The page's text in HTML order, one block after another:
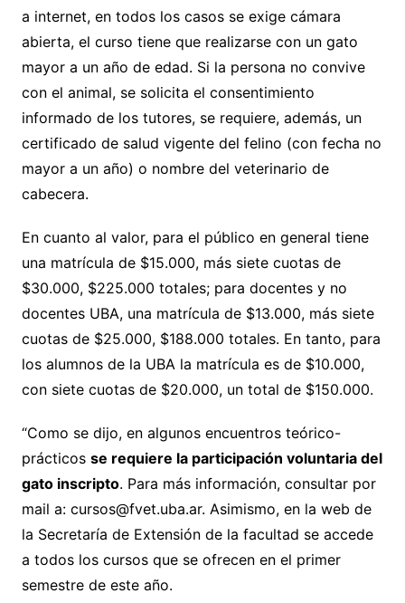
a internet, en todos los casos se exige cámara
abierta, el curso tiene que realizarse con un gato
mayor a un año de edad. Si la persona no convive
con el animal, se solicita el consentimiento
informado de los tutores, se requiere, además, un
certificado de salud vigente del felino (con fecha no
mayor a un año) o nombre del veterinario de
cabecera.
En cuanto al valor, para el público en general tiene
una matrícula de $15.000, más siete cuotas de
$30.000, $225.000 totales; para docentes y no
docentes UBA, una matrícula de $13.000, más siete
cuotas de $25.000, $188.000 totales. En tanto, para
los alumnos de la UBA la matrícula es de $10.000,
con siete cuotas de $20.000, un total de $150.000.
“Como se dijo, en algunos encuentros teórico-
prácticos se requiere la participación voluntaria del
gato inscripto. Para más información, consultar por
mail a: cursos@fvet.uba.ar. Asimismo, en la web de
la Secretaría de Extensión de la facultad se accede
a todos los cursos que se ofrecen en el primer
semestre de este año.